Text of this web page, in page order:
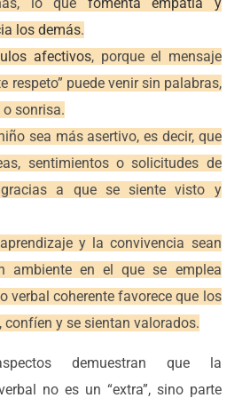
los demás.
afectivos, porque el mensaje
respeto” puede venir sin palabras,
sonrisa.
sea más asertivo, es decir, que
sentimientos o solicitudes de
a que se siente visto y
y la convivencia sean
ambiente en el que se emplea
verbal coherente favorece que los
confíen y se sientan valorados.
demuestran que la
no es un “extra”, sino parte